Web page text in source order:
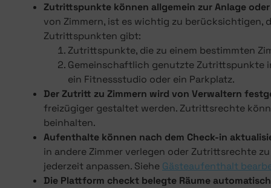
Zutrittspunkte können allgemein zur Anlage
von Zimmern, ist es wichtig zu berücksichtigen,
Zutrittspunkten gibt:
Zutrittspunkte, die zu einem bestimmten
Gemeinschaftlich genutzte Zutrittspunkte
ein Fitnessstudio oder ein Parkplatz.
Der Zutritt zu Zimmern wird von Verwaltern
freizügiger gestaltet werden. Zutrittsrechte
beinhalten.
Aufenthalte können nach dem Check-in
in andere Zimmer verlegen oder Zutrittsrechte
jederzeit anpassen. Siehe Gästeaufenthalt
Die Plattform checkt belegte Räume